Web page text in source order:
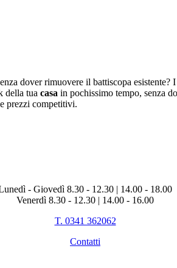
dover rimuovere il battiscopa esistente? I
della tua casa in pochissimo tempo, senza
prezzi competitivi.
- Giovedì 8.30 - 12.30 | 14.00 - 18.00
Venerdì 8.30 - 12.30 | 14.00 - 16.00
T. 0341 362062
Contatti